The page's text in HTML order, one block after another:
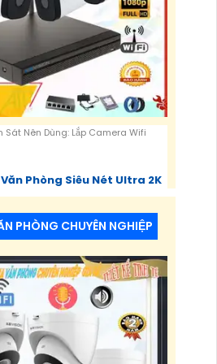
Nên Dùng: Lắp Camera Wifi
Phòng Siêu Nét Ultra 2K
Trình Chống Trộm
Kiệm
Phòng Chuyên Nghiệp
Đình Giá Rẻ
Wifi Giá Rẻ ngoài
với hàng loạt ưu điểm.
PHÒNG CHUYÊN NGHIỆP